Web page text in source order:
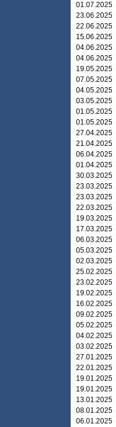
01.07.2025
23.06.2025
22.06.2025
15.06.2025
04.06.2025
04.06.2025
19.05.2025
07.05.2025
04.05.2025
03.05.2025
01.05.2025
01.05.2025
27.04.2025
21.04.2025
06.04.2025
01.04.2025
30.03.2025
23.03.2025
23.03.2025
22.03.2025
19.03.2025
17.03.2025
06.03.2025
05.03.2025
02.03.2025
25.02.2025
23.02.2025
19.02.2025
16.02.2025
09.02.2025
05.02.2025
04.02.2025
03.02.2025
27.01.2025
22.01.2025
19.01.2025
19.01.2025
13.01.2025
08.01.2025
06.01.2025